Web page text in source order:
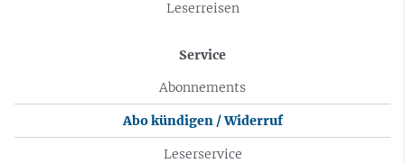
Leserreisen
Service
Abonnements
Abo kündigen / Widerruf
Leserservice